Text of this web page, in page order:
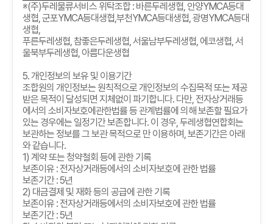
※(주)두레물류서비스 위탁조합: 바른두레생협, 안양YMCA등대
생협,군포YMCA등대생협,부천YMCA등대생협,광명YMCA등대
생협,
푸른두레생협,참좋은두레생협,서울남부두레생협, 에코생협,서
울북부두레생협, 아름다운생협
5.개인정보의 보유 및 이용기간
조합원의 개인정보는 원칙적으로 개인정보의 수집목적 또는 제공
받은 목적이 달성되면 지체없이 파기합니다. 다만, 전자상거래등
에서의 소비자보호에관한법률 등 관계법률에 의해 보존할 필요가
있는 경우에는 일정기간 보존합니다. 이 경우,두레생협연합회는
보관하는 정보를 그 보관 목적으로 만 이용하며,보존기간은 아래
와 같습니다.
1) 계약 또는 청약철회 등에 관한 기록
보존이유 : 전자상거래등에서의 소비자보호에 관한 법률
보존기간 : 5년
2) 대금결제 및 재화 등의 공급에 관한 기록
보존이유 : 전자상거래등에서의 소비자보호에 관한 법률
보존기간 : 5년